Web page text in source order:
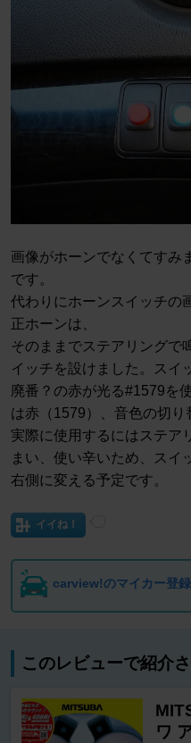
画像がホーンでなくてすみ
です。
代わりにホーンスイッチの
正ホーンは、
そのままでステアリングで
イッチを設けました。スイ
廃番？の赤が光る#1579を
は赤（1579）、音色の切り
実際に使用するにはステア
まい、使い辛いため、スイ
右側に変える予定です。
イイね！
carview!のマイカー登
このレビューで紹介
ワ